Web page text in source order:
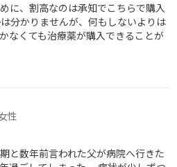
に、割高なのは承知でこちらで購入
分かりませんが、何もしないよりは
なくても治療薬が購入できることが
性
と数年前言われた父が病院へ行きた